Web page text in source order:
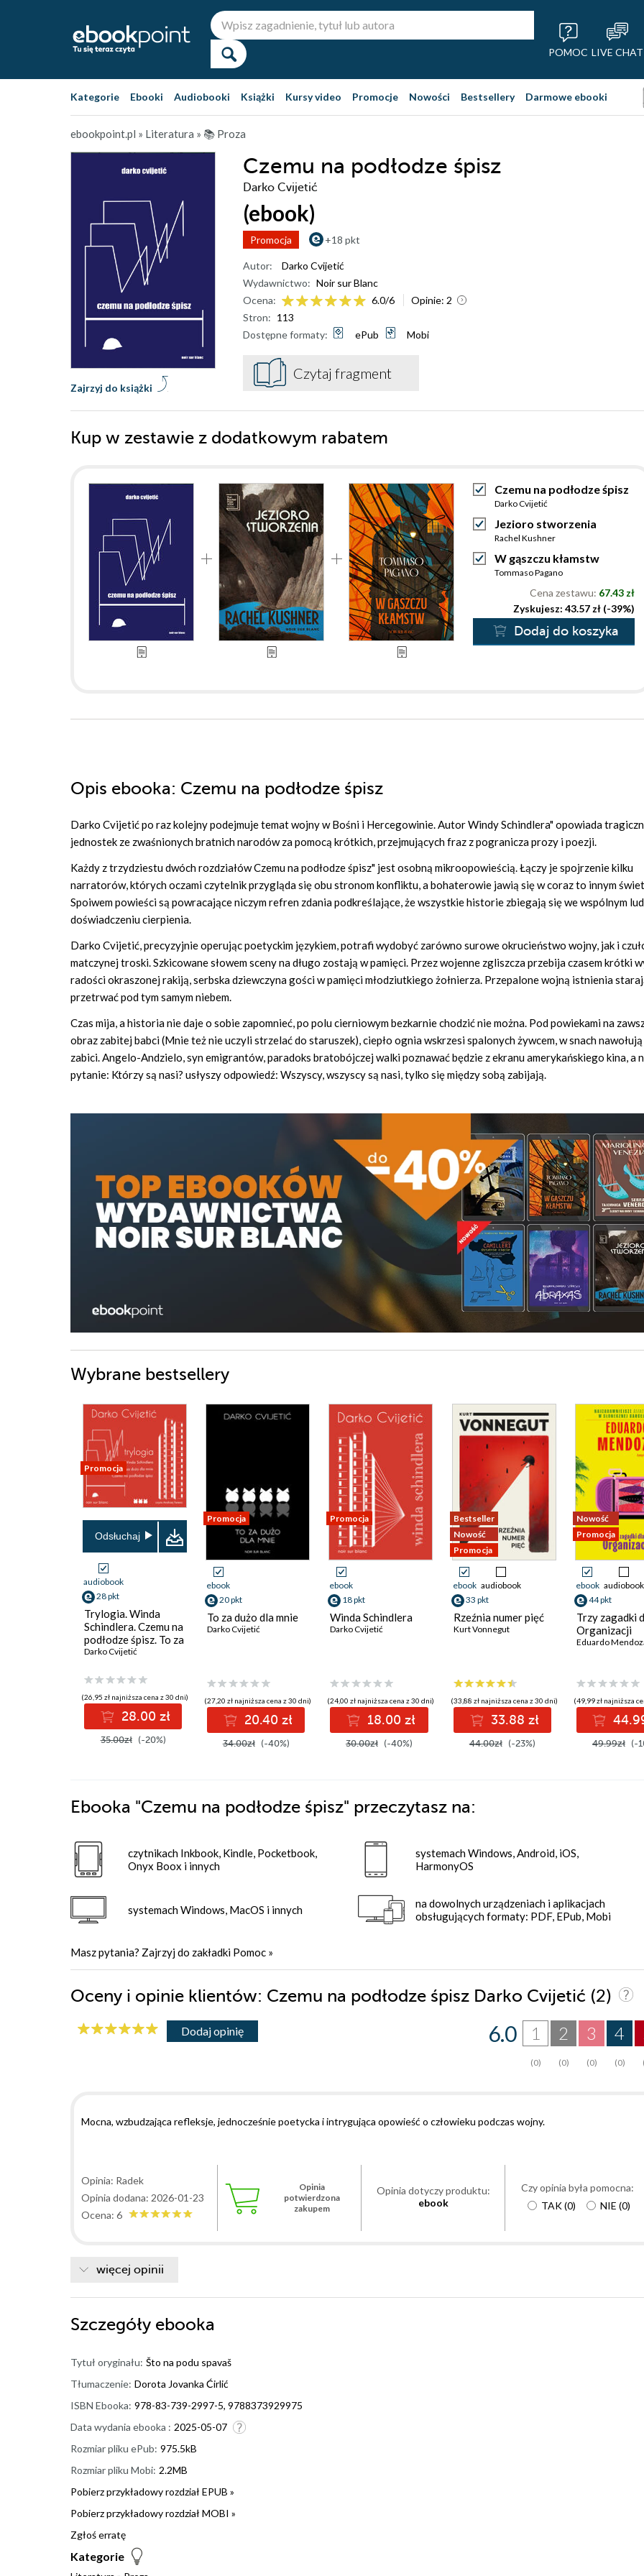
POMOC LIVE CHAT
Kategorie Ebooki Audiobooki Książki Kursy video Promocje Nowości Bestsellery Darmowe ebooki
ebookpoint.pl » Literatura » 📚 Proza
Czemu na podłodze śpisz
Darko Cvijetić
(ebook)
Promocja +18 pkt
Zajrzyj do książki
Autor:
Darko Cvijetić
Wydawnictwo: Noir sur Blanc
Ocena:
6.0/6 Opinie: 2
Stron: 113
Dostępne formaty:
ePub Mobi
Czytaj fragment
Kup w zestawie z dodatkowym rabatem
Czemu na podłodze śpisz
Darko Cvijetić
Jezioro stworzenia
Rachel Kushner
W gąszczu kłamstw
Tommaso Pagano
Cena zestawu: 67.43 zł
Zyskujesz: 43.57 zł (-39%)
Dodaj do koszyka
Opis ebooka: Czemu na podłodze śpisz
Darko Cvijetić po raz kolejny podejmuje temat wojny w Bośni i Hercegowinie. Autor Windy Schindlera" opowiada
jednostek ze zwaśnionych bratnich narodów za pomocą krótkich, przejmujących fraz z pogranicza prozy i poezji.
Każdy z trzydziestu dwóch rozdziałów Czemu na podłodze śpisz" jest osobną mikroopowieścią. Łączy je spojrzenie kilku
narratorów, których oczami czytelnik przygląda się obu stronom konfliktu, a bohaterowie jawią się w coraz to innym
Spoiwem powieści są powracające niczym refren zdania podkreślające, że wszystkie historie zbiegają się we wspólnym
doświadczeniu cierpienia.
Darko Cvijetić, precyzyjnie operując poetyckim językiem, potrafi wydobyć zarówno surowe okrucieństwo wojny, jak i
matczynej troski. Szkicowane słowem sceny na długo zostają w pamięci. Przez wojenne zgliszcza przebija czasem krótki
radości okraszonej rakiją, serbska dziewczyna gości w pamięci młodziutkiego żołnierza. Przepalone wojną istnienia
przetrwać pod tym samym niebem.
Czas mija, a historia nie daje o sobie zapomnieć, po polu cierniowym bezkarnie chodzić nie można. Pod powiekami na
obraz zabitej babci (Mnie też nie uczyli strzelać do staruszek), ciepło ognia wskrzesi spalonych żywcem, w snach
zabici. Angelo-Andzielo, syn emigrantów, paradoks bratobójczej walki poznawać będzie z ekranu amerykańskiego kina, a
pytanie: Którzy są nasi? usłyszy odpowiedź: Wszyscy, wszyscy są nasi, tylko się między sobą zabijają.
Wybrane bestsellery
Promocja
Odsłuchaj
audiobook
28 pkt
Trylogia. Winda
Schindlera. Czemu na
podłodze śpisz. To za
dużo dla mnie
Darko Cvijetić
(26,95 zł najniższa cena z 30 dni)
28.00 zł
35.00zł (-20%)
Promocja
ebook
20 pkt
To za dużo dla mnie
Darko Cvijetić
(27,20 zł najniższa cena z 30 dni)
20.40 zł
34.00zł (-40%)
Promocja
ebook
18 pkt
Winda Schindlera
Darko Cvijetić
(24,00 zł najniższa cena z 30 dni)
18.00 zł
30.00zł (-40%)
Bestseller
Nowość
Promocja
ebook audiobook
33 pkt
Rzeźnia numer pięć
Kurt Vonnegut
(33,88 zł najniższa cena z 30 dni)
33.88 zł
44.00zł (-23%)
Nowość
Promocja
ebook audiobook
44 pkt
Trzy zagadki
Organizacji
Eduardo
(49,99 zł najniższa
49.99zł (-
Ebooka "Czemu na podłodze śpisz" przeczytasz na:
czytnikach Inkbook, Kindle, Pocketbook,
Onyx Boox i innych
systemach Windows, MacOS i innych
systemach Windows, Android, iOS,
HarmonyOS
na dowolnych urządzeniach i aplikacjach
obsługujących formaty: PDF, EPub, Mobi
Masz pytania? Zajrzyj do zakładki Pomoc »
Oceny i opinie klientów: Czemu na podłodze śpisz Darko Cvijetić (2)
Dodaj opinię 4
(0)
3
(0)
2
(0)
1
(0)
6.0
Mocna, wzbudzająca refleksje, jednocześnie poetycka i intrygująca opowieść o człowieku podczas wojny.
Opinia: Radek
Opinia dodana: 2026-01-23
Ocena: 6
Opinia
potwierdzona
zakupem
Opinia dotyczy produktu:
ebook
Czy opinia była pomocna:
TAK(0) NIE (0)
więcej opinii
Szczegóły ebooka
Tytuł oryginału: Što na podu spavaš
Tłumaczenie: Dorota Jovanka Ćirlić
ISBN Ebooka: 978-83-739-2997-5, 9788373929975
Data wydania ebooka : 2025-05-07
Rozmiar pliku ePub: 975.5kB
Rozmiar pliku Mobi: 2.2MB
Pobierz przykładowy rozdział EPUB »
Pobierz przykładowy rozdział MOBI »
Zgłoś erratę
Kategorie